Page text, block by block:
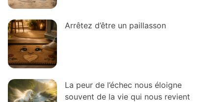
Arrêtez d’être un paillasson
La peur de l’échec nous éloigne
souvent de la vie qui nous revient